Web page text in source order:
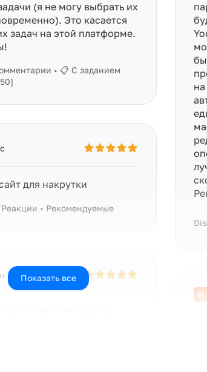
(я не могу выбрать их
Это касается
задач на этой платформе.
• 📋 С заданием
для накрутки
Реакции • Рекомендуемые
M
Показать все